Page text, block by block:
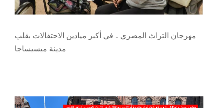
News
Events
Contact Us
مهرجان التراث المصري .. في أكبر ميادين الاحتفالات بقلب
مدينة ميسيساجا
علم مصر يرتفع أمام برلمان أونتاريو احتفالا